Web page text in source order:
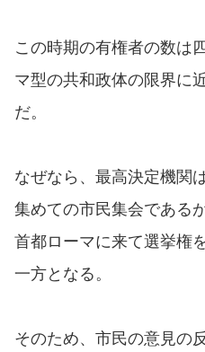
この時期の有権者の数は
マ型の共和政体の限界に
だ。
なぜなら、最高決定機関
集めての市民集会である
首都ローマに来て選挙権
一方となる。
そのため、市民の意見の